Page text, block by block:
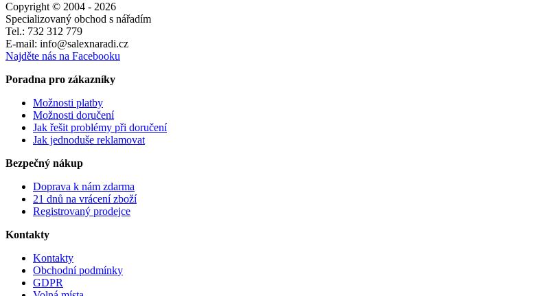
Copyright © 2004 - 2026
Specializovaný obchod s nářadím
Tel.: 732 312 779
E-mail: info@salexnaradi.cz
Najděte nás na Facebooku
Poradna pro zákazníky
Možnosti platby
Možnosti doručení
Jak řešit problémy při doručení
Jak jednoduše reklamovat
Bezpečný nákup
Doprava k nám zdarma
21 dnů na vrácení zboží
Registrovaný prodejce
Kontakty
Kontakty
Obchodní podmínky
GDPR